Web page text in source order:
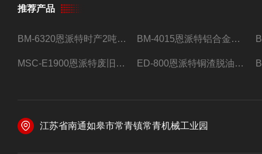
推荐产品
BM-6320恩派特时产2吨合金钢屑压饼机 BM-4015恩派特铝合金屑压饼机 脱油效果好
MSC-E1900恩派特废旧锂电池极片破碎处理设备 ED-800恩派特铜渣脱油机废铜屑铝屑甩油机
江苏省南通如皋市常青镇常青机械工业园